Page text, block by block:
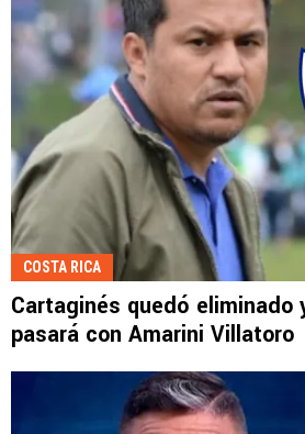
COSTA RICA
Cartaginés quedó eliminado
pasará con Amarini Villatoro